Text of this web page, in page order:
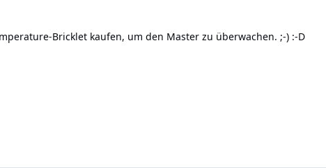
Bricklet kaufen, um den Master zu überwachen. ;-) :-D